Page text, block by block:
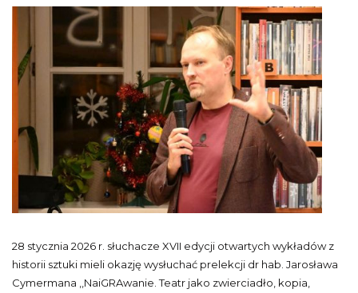
28 stycznia 2026 r. słuchacze XVII edycji otwartych wykładów z
historii sztuki mieli okazję wysłuchać prelekcji dr hab. Jarosława
Cymermana ,,NaiGRAwanie. Teatr jako zwierciadło, kopia,